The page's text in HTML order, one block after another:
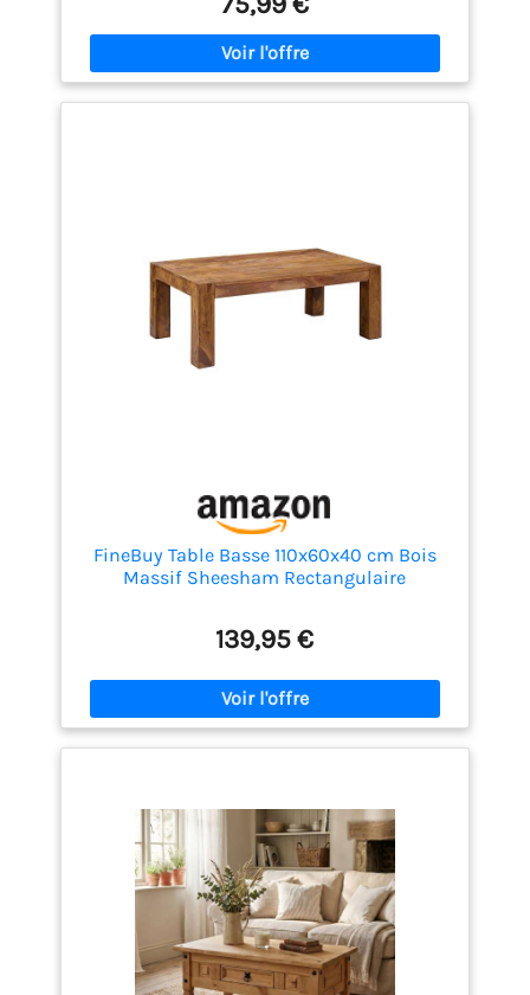
Design de rangement à 2 niveaux : la grande table
basse dispose d'une étagère ingénieuse à deux
niveaux qui offre un espace de rangement
supplémentaire. Ainsi, vous pouvez facilement
ranger vos magazines, télécommandes ou articles
élégant en fait un excellent ajout à votre intérieur
RÉSISTANTE : cette table ronde de ferme est
fabriquée en panneaux de particules de haute
qualité et avec un cadre en métal solide, et peut
supporter jusqu'à 66 livres au milieu. Afin de
garantir sa durabilité et sa durabilité, nous vous
rapide. Si vous avez des questions sur la grande
table à thé en bois, veuillez nous contacter
FineBuy Table Basse 110x60x40 cm Bois
Massif Sheesham Rectangulaire
139,95 €